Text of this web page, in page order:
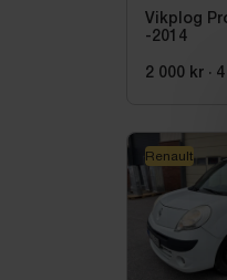
Vikplog
-2014
2 000 kr · 4
Renault